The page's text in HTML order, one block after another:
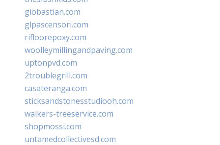
giobastian.com
glpascensori.com
rifloorepoxy.com
woolleymillingandpaving.com
uptonpvd.com
2troublegrill.com
casateranga.com
sticksandstonesstudiooh.com
walkers-treeservice.com
shopmossi.com
untamedcollectivesd.com